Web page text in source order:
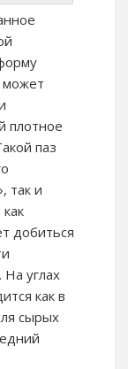
может
плотное
паз
так и
добиться
На углах
как в
сырых